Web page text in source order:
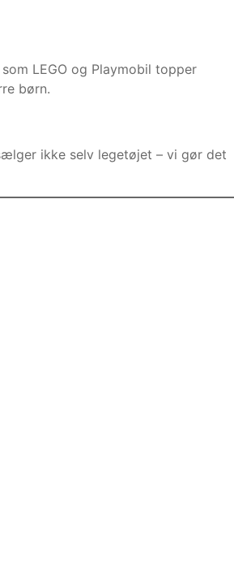
LEGO og Playmobil topper
børn.
ikke selv legetøjet – vi gør det